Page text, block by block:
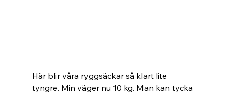
Här blir våra ryggsäckar så klart lite
tyngre. Min väger nu 10 kg. Man kan tycka